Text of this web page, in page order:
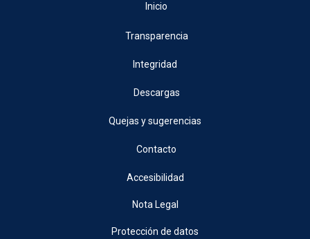
Inicio
Transparencia
Integridad
Descargas
Quejas y sugerencias
Contacto
Accesibilidad
Nota Legal
Protección de datos